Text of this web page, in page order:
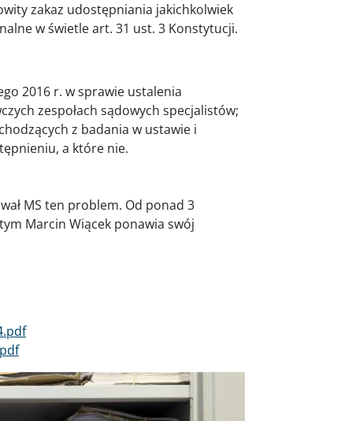
zakaz udostępniania jakichkolwiek
w świetle art. 31 ust. 3 Konstytucji.
2016 r. w sprawie ustalenia
zespołach sądowych specjalistów;
z badania w ustawie i
a które nie.
MS ten problem. Od ponad 3
Marcin Wiącek ponawia swój